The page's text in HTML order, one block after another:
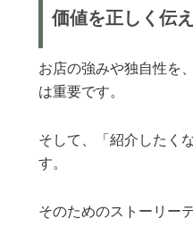
価値を正しく伝
お店の強みや独自性を
は重要です。
そして、「紹介したく
す。
そのためのストーリー